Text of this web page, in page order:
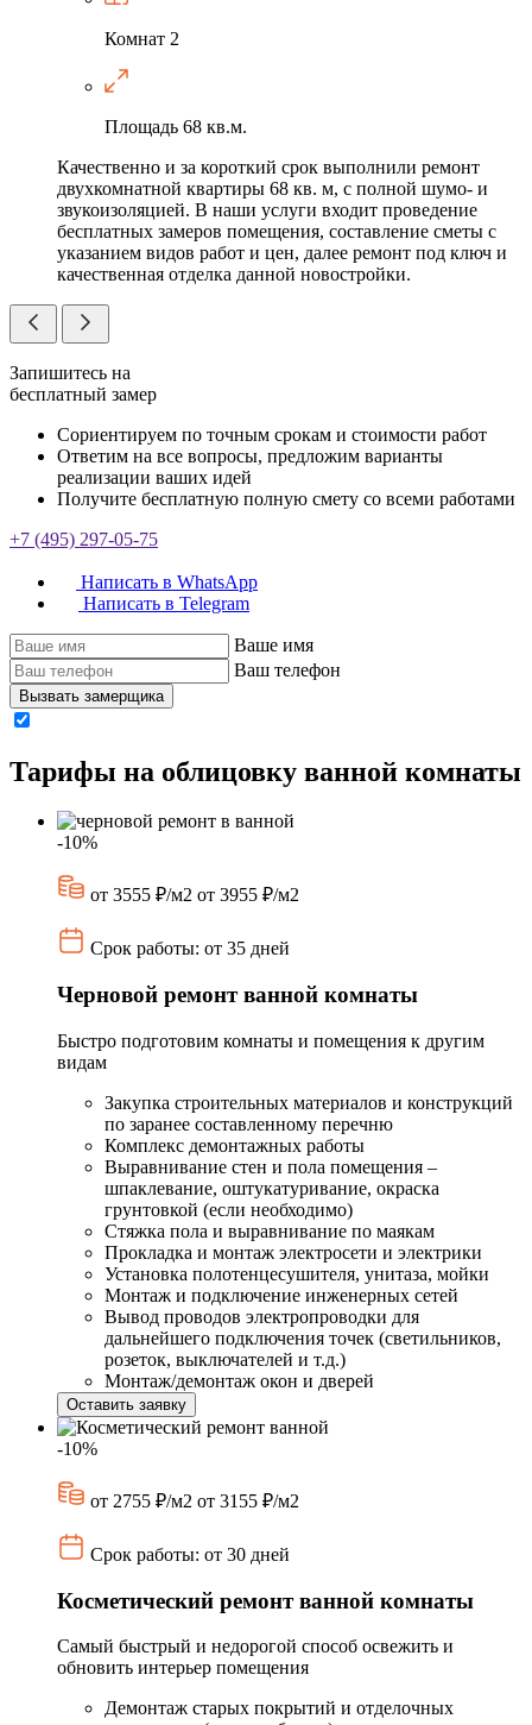
Комнат 2
Площадь 68 кв.м.
Качественно и за короткий срок выполнили ремонт
двухкомнатной квартиры 68 кв. м, с полной шумо- и
звукоизоляцией. В наши услуги входит проведение
бесплатных замеров помещения, составление сметы с
указанием видов работ и цен, далее ремонт под ключ и
качественная отделка данной новостройки.
Запишитесь на
бесплатный замер
Сориентируем по точным срокам и стоимости работ
Ответим на все вопросы, предложим варианты
реализации ваших идей
Получите бесплатную полную смету со всеми работами
+7 (495) 297-05-75
Написать в WhatsApp
Написать в Telegram
Ваше имя
Ваш телефон
Вызвать замерщика
Тарифы на облицовку ванной комнаты
-10%
от 3555 ₽/м2 от 3955 ₽/м2
Срок работы: от 35 дней
Черновой ремонт ванной комнаты
Быстро подготовим комнаты и помещения к другим
видам
Закупка строительных материалов и конструкций
по заранее составленному перечню
Комплекс демонтажных работы
Выравнивание стен и пола помещения –
шпаклевание, оштукатуривание, окраска
грунтовкой (если необходимо)
Стяжка пола и выравнивание по маякам
Прокладка и монтаж электросети и электрики
Установка полотенцесушителя, унитаза, мойки
Монтаж и подключение инженерных сетей
Вывод проводов электропроводки для
дальнейшего подключения точек (светильников,
розеток, выключателей и т.д.)
Монтаж/демонтаж окон и дверей
Оставить заявку
-10%
от 2755 ₽/м2 от 3155 ₽/м2
Срок работы: от 30 дней
Косметический ремонт ванной комнаты
Самый быстрый и недорогой способ освежить и
обновить интерьер помещения
Демонтаж старых покрытий и отделочных